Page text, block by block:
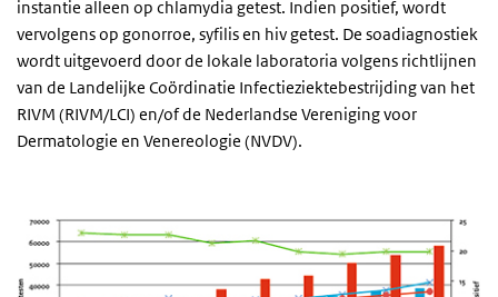
instantie alleen op chlamydia getest. Indien positief, wordt
vervolgens op gonorroe, syfilis en hiv getest. De soadiagnostiek
wordt uitgevoerd door de lokale laboratoria volgens richtlijnen
van de Landelijke Coördinatie Infectieziektebestrijding van het
RIVM (RIVM/LCI) en/of de Nederlandse Vereniging voor
Dermatologie en Venereologie (NVDV).